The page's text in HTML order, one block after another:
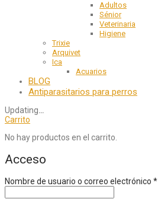
Adultos
Sénior
Veterinaria
Higiene
Trixie
Arquivet
Ica
Acuarios
BLOG
Antiparasitarios para perros
Updating…
Carrito
No hay productos en el carrito.
Acceso
Nombre de usuario o correo electrónico *